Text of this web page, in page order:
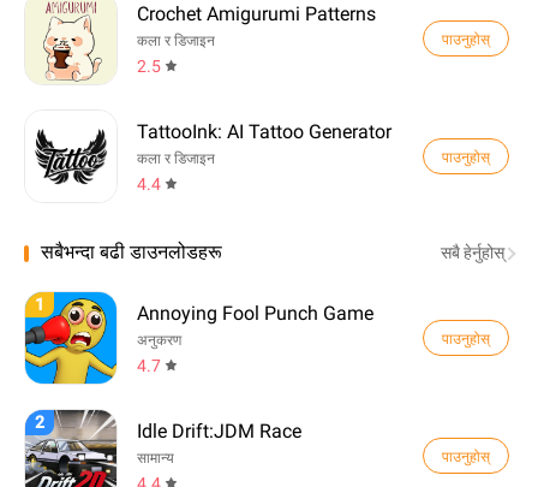
Crochet Amigurumi Patterns
कला र डिजाइन
2.5
पाउनुहोस्
TattooInk: AI Tattoo Generator
कला र डिजाइन
4.4
पाउनुहोस्
सबैभन्दा बढी डाउनलोडहरू सबै हेर्नुहोस्
1 Annoying Fool Punch Game
अनुकरण
4.7
पाउनुहोस्
2 Idle Drift:JDM Race
सामान्य
4.4
पाउनुहोस्